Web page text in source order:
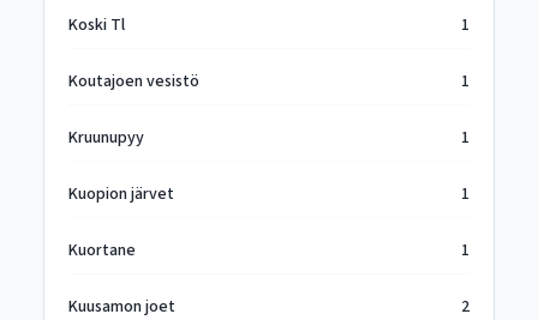
Koski Tl 1
Koutajoen vesistö 1
Kruunupyy 1
Kuopion järvet 1
Kuortane 1
Kuusamon joet 2